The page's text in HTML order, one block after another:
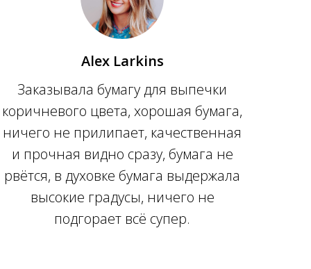
Alex Larkins
Заказывала бумагу для выпечки
коричневого цвета, хорошая бумага,
ничего не прилипает, качественная
и прочная видно сразу, бумага не
рвётся, в духовке бумага выдержала
высокие градусы, ничего не
подгорает всё супер.